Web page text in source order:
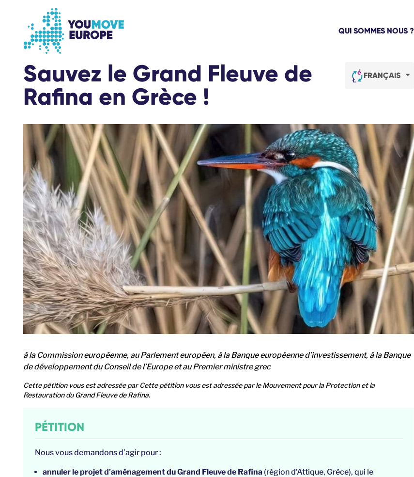
QUI SOMMES NOUS ?
FRANÇAIS
Sauvez le Grand Fleuve de
Rafina en Grèce !
à la Commission européenne, au Parlement européen, à la Banque européenne d’investissement, à la Banque
de développement du Conseil de l’Europe et au Premier ministre grec
Cette pétition vous est adressée par Cette pétition vous est adressée par le Mouvement pour la Protection et la
Restauration du Grand Fleuve de Rafina.
PÉTITION
Nous vous demandons d’agir pour :
annuler le projet d’aménagement du Grand Fleuve de Rafina (région d’Attique, Grèce), qui le